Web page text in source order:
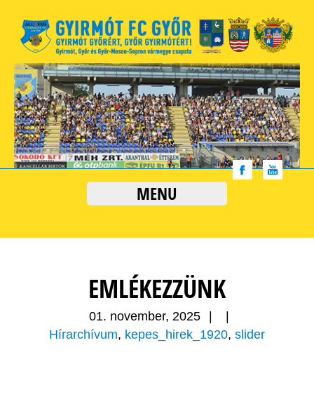
MENU
EMLÉKEZZÜNK
01. november, 2025
Hírarchívum, kepes_hirek_1920, slider